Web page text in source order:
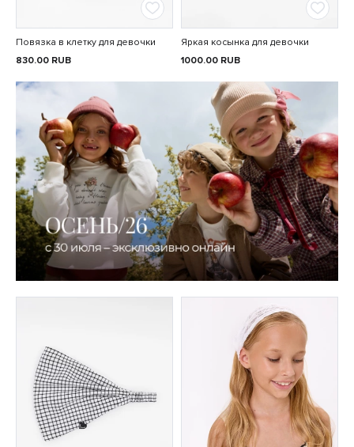
Повязка в клетку для девочки
830.00 RUB
Яркая косынка для девочки
1000.00 RUB